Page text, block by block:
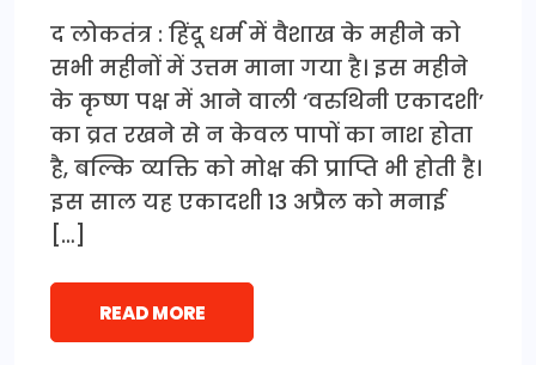
द लोकतंत्र : हिंदू धर्म में वैशाख के महीने को
सभी महीनों में उत्तम माना गया है। इस महीने
के कृष्ण पक्ष में आने वाली ‘वरुथिनी एकादशी’
का व्रत रखने से न केवल पापों का नाश होता
है, बल्कि व्यक्ति को मोक्ष की प्राप्ति भी होती है।
इस साल यह एकादशी 13 अप्रैल को मनाई
[…]
READ MORE